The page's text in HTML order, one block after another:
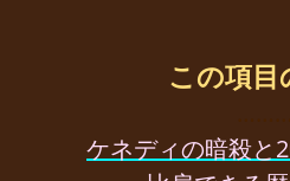
この項目
ケネディの暗殺と